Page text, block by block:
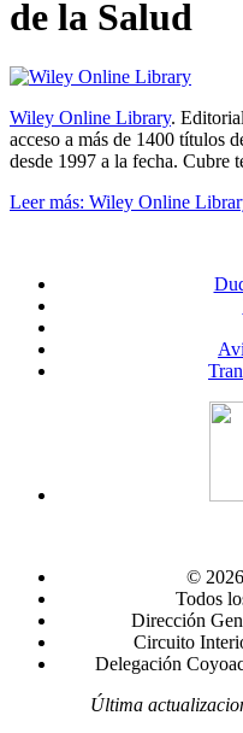
de la Salud
Wiley Online Library.
acceso a más de 1400 títulos
desde 1997 a la fecha. Cubre
Leer más: Wiley Online
©
Todos
Dirección
Circuito
Delegación
Última